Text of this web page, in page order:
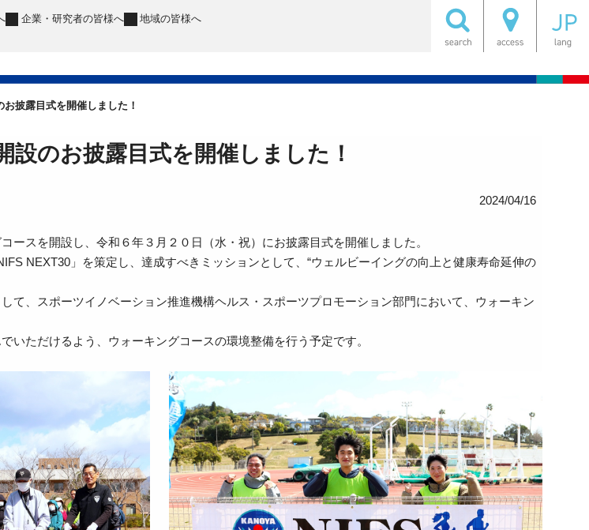
企業・研究者の皆様へ 地域の皆様へ
披露目式を開催しました！
設のお披露目式を開催しました！
2024/04/16
ースを開設し、令和６年３月２０日（水・祝）にお披露目式を開催しました。
NEXT30」を策定し、達成すべきミッションとして、“ウェルビーイングの向上と健康寿命延伸の
て、スポーツイノベーション推進機構ヘルス・スポーツプロモーション部門において、ウォーキン
いただけるよう、ウォーキングコースの環境整備を行う予定です。